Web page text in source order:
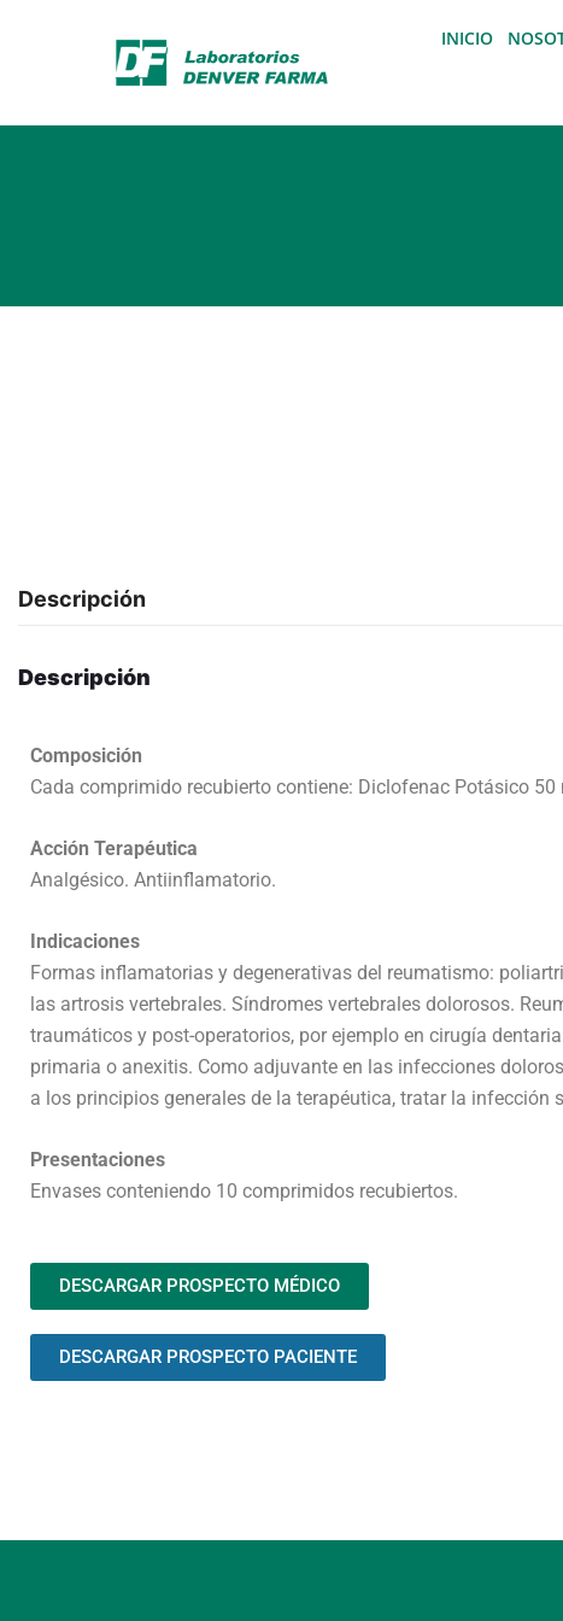
INICIO
Descripción
Descripción
Composición
Cada comprimido recubierto contiene: Diclofenac Potásico
Acción Terapéutica
Analgésico. Antiinflamatorio.
Indicaciones
Formas inflamatorias y degenerativas del reumatismo:
las artrosis vertebrales. Síndromes vertebrales dolorosos.
traumáticos y post-operatorios, por ejemplo en cirugía
primaria o anexitis. Como adjuvante en las infecciones
a los principios generales de la terapéutica, tratar la
Presentaciones
Envases conteniendo 10 comprimidos recubiertos.
DESCARGAR PROSPECTO MÉDICO
DESCARGAR PROSPECTO PACIENTE